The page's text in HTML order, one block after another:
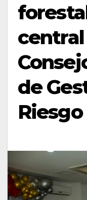
de
Riesgo